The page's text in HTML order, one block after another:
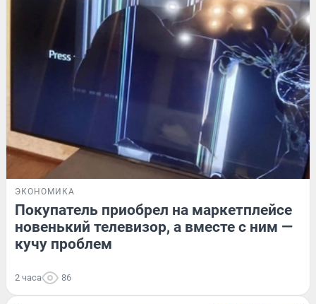
ЭКОНОМИКА
Покупатель приобрел на маркетплейсе
новенький телевизор, а вместе с ним —
кучу проблем
2 часа 86